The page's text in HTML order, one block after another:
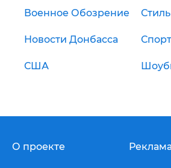
Военное Обозрение Стиль
Новости Донбасса Спорт
США
О проекте